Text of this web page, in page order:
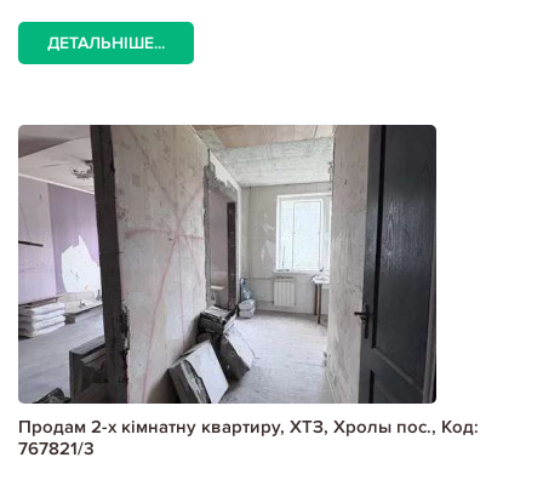
ДЕТАЛЬНІШЕ...
Продам 2-х кімнатну квартиру, ХТЗ, Хролы пос., Код:
767821/3